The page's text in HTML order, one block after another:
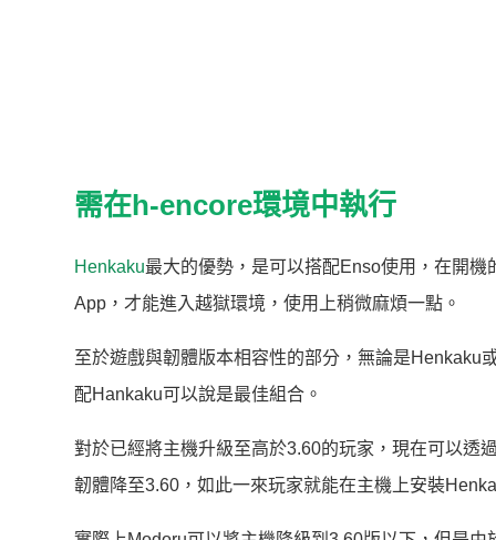
需在h-encore環境中執行
Henkaku最大的優勢，是可以搭配Enso使用，在開
App，才能進入越獄環境，使用上稍微麻煩一點。
至於遊戲與韌體版本相容性的部分，無論是Henkaku
配Hankaku可以說是最佳組合。
對於已經將主機升級至高於3.60的玩家，現在可以透
韌體降至3.60，如此一來玩家就能在主機上安裝